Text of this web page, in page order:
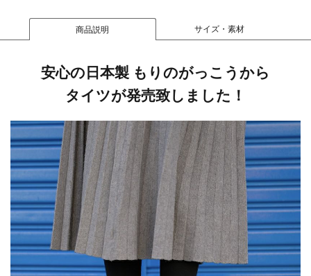
商品説明 サイズ・素材
安心の日本製 もりのがっこうから
タイツが発売致しました！